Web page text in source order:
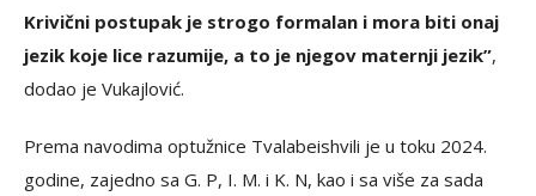
Krivični postupak je strogo formalan i mora biti onaj
jezik koje lice razumije, a to je njegov maternji jezik”,
dodao je Vukajlović.
Prema navodima optužnice Tvalabeishvili je u toku 2024.
godine, zajedno sa G. P, I. M. i K. N, kao i sa više za sada